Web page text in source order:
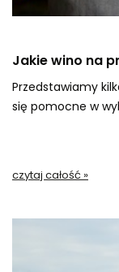
Jakie wino na
Przedstawiamy
się pomocne w
czytaj całość »